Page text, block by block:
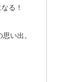
る！
い出。